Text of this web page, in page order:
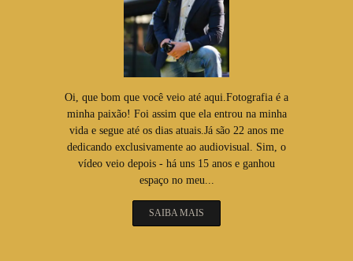
Oi, que bom que você veio até aqui.Fotografia é a
minha paixão! Foi assim que ela entrou na minha
vida e segue até os dias atuais.Já são 22 anos me
dedicando exclusivamente ao audiovisual. Sim, o
vídeo veio depois - há uns 15 anos e ganhou
espaço no meu...
SAIBA MAIS